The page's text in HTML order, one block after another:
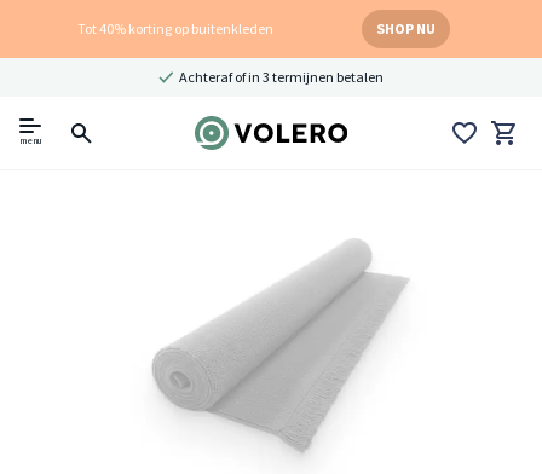
Tot 40% korting op buitenkleden SHOP NU
Achteraf of in 3 termijnen betalen
menu